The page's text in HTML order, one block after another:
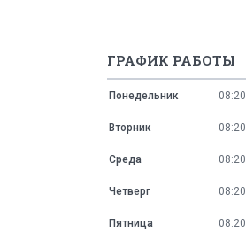
ГРАФИК РАБОТЫ
Понедельник 08:20
Вторник 08:20
Среда 08:20
Четверг 08:20
Пятница 08:20